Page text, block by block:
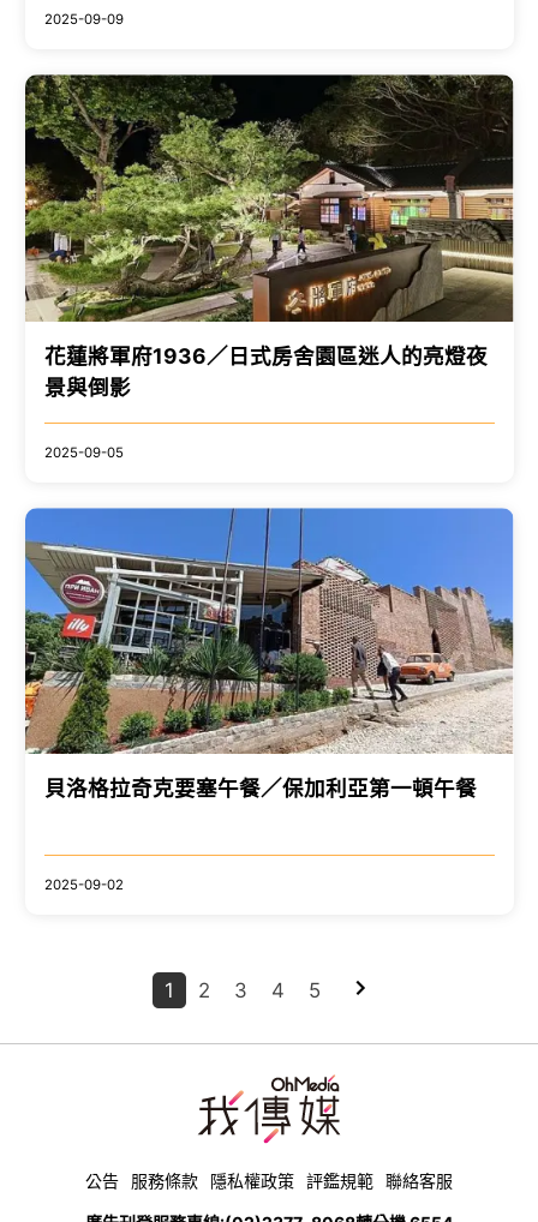
2025-09-09
花蓮將軍府1936／日式房舍園區迷人的亮燈夜
景與倒影
2025-09-05
貝洛格拉奇克要塞午餐／保加利亞第一頓午餐
2025-09-02
1 2 3 4 5
公告 服務條款 隱私權政策 評鑑規範 聯絡客服